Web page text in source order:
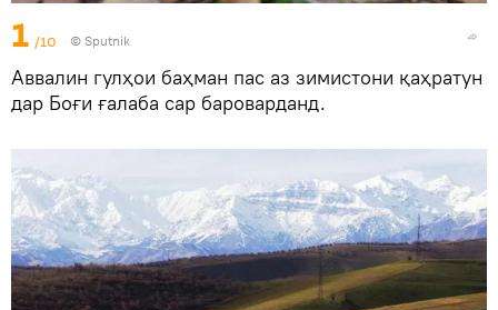
1 /10 © Sputnik
Аввалин гулҳои баҳман пас аз зимистони қаҳратун
дар Боғи ғалаба сар бароварданд.